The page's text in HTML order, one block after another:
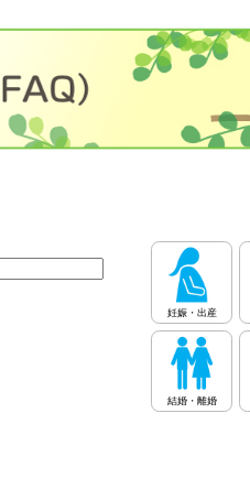
妊娠・出産
結婚・離婚